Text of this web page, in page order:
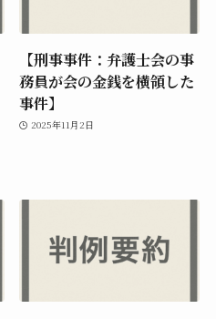
【刑事事件：弁護士会の事
務員が会の金銭を横領した
事件】
2025年11月2日